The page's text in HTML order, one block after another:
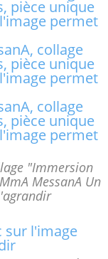
"Immersion
MessanA Un